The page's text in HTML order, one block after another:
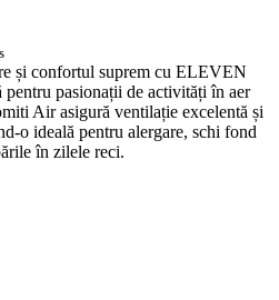
și confortul suprem cu ELEVEN
pasionații de activități în aer
Air asigură ventilație excelentă și
o ideală pentru alergare, schi fond
în zilele reci.